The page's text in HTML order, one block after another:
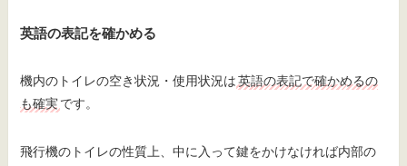
英語の表記を確かめる
機内のトイレの空き状況・使用状況は 英語の表記で確かめるの
も確実です。
飛行機のトイレの性質上、中に入って鍵をかけなければ内部の